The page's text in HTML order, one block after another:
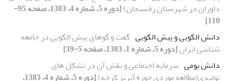
داوران در شهرستان رفسنجان)
[دوره 5، شماره 4، 1383، صفحه 95-
110]
دانش الگویی و پیش الگویی گفت و گوهای پیش الگویی در جامعه
شناسی ایران[دوره 5، شماره 1، 1383، صفحه 5-39]
دانش بومی سرمایه اجتماعی و نقش آن در تشکل های
تولیدی(مطالعه موردی حوزه آبریز کرخه)
[دوره 5، شماره 4، 1383،